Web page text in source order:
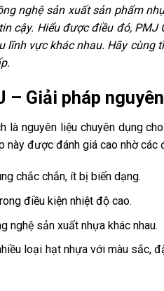
nghệ sản xuất sản phẩm
cậy. Hiểu được điều đó, PMJ
lĩnh vực khác nhau. Hãy
– Giải pháp
là nguyên liệu chuyên dụng
này được đánh giá cao nhờ các
chắc chắn, ít bị biến dạng.
điều kiện nhiệt độ cao.
nghệ sản xuất nhựa khác nhau.
loại hạt nhựa với màu sắc,